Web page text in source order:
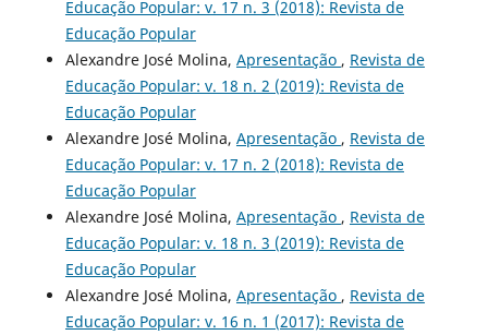
Educação Popular: v. 17 n. 3 (2018): Revista de
Educação Popular
Alexandre José Molina, Apresentação , Revista de
Educação Popular: v. 18 n. 2 (2019): Revista de
Educação Popular
Alexandre José Molina, Apresentação , Revista de
Educação Popular: v. 17 n. 2 (2018): Revista de
Educação Popular
Alexandre José Molina, Apresentação , Revista de
Educação Popular: v. 18 n. 3 (2019): Revista de
Educação Popular
Alexandre José Molina, Apresentação , Revista de
Educação Popular: v. 16 n. 1 (2017): Revista de